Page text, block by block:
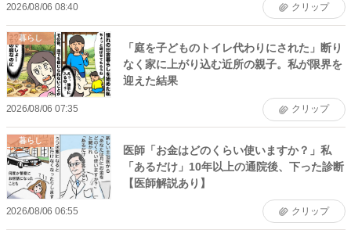
2026/08/06 08:40 クリップ
暮らし
「庭を子どものトイレ代わりにされた」断り
なく家に上がり込む近所の親子。私が限界を
迎えた結果
2026/08/06 07:35 クリップ
暮らし
医師「お金はどのくらい使いますか？」私
「あるだけ」10年以上の通院後、下った診断
【医師解説あり】
2026/08/06 06:55 クリップ